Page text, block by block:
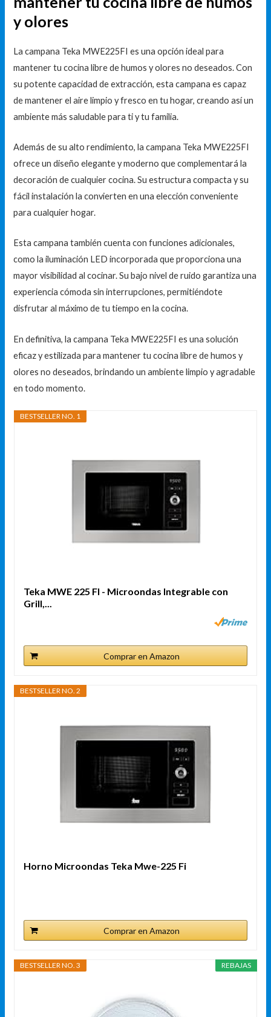
y olores
La campana Teka MWE225FI es una opción ideal para
mantener tu cocina libre de humos y olores no deseados. Con
su potente capacidad de extracción, esta campana es capaz
de mantener el aire limpio y fresco en tu hogar, creando así un
ambiente más saludable para ti y tu familia.
Además de su alto rendimiento, la campana Teka MWE225FI
ofrece un diseño elegante y moderno que complementará la
decoración de cualquier cocina. Su estructura compacta y su
fácil instalación la convierten en una elección conveniente
para cualquier hogar.
Esta campana también cuenta con funciones adicionales,
como la iluminación LED incorporada que proporciona una
mayor visibilidad al cocinar. Su bajo nivel de ruido garantiza una
experiencia cómoda sin interrupciones, permitiéndote
disfrutar al máximo de tu tiempo en la cocina.
En definitiva, la campana Teka MWE225FI es una solución
eficaz y estilizada para mantener tu cocina libre de humos y
olores no deseados, brindando un ambiente limpio y agradable
en todo momento.
BESTSELLER NO. 1
Teka MWE 225 FI - Microondas Integrable con
Grill,...
Comprar en Amazon
BESTSELLER NO. 2
Horno Microondas Teka Mwe-225 Fi
Comprar en Amazon
REBAJAS
BESTSELLER NO. 3